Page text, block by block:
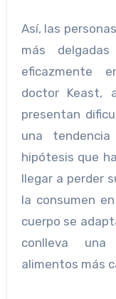
Así, las
más
eficazmente
doctor Keast,
presentan
una
hipótesis que
llegar a perder
la consumen
cuerpo se
conlleva una
alimentos más